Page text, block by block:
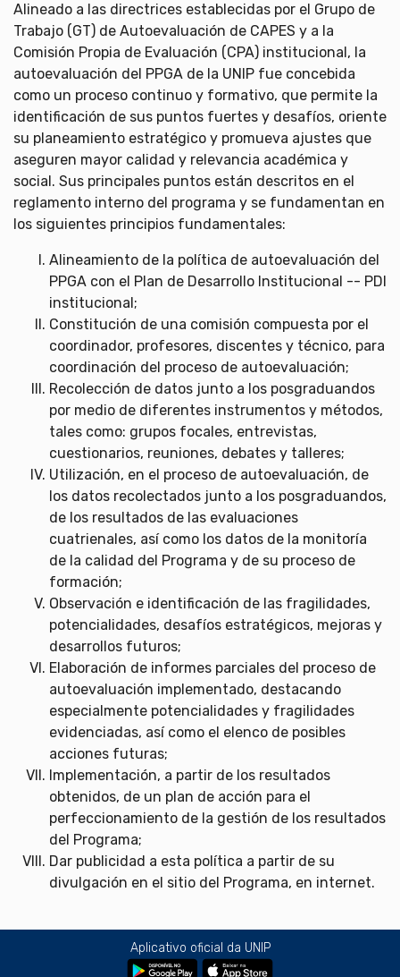
Alineado a las directrices establecidas por el Grupo de
Trabajo (GT) de Autoevaluación de CAPES y a la
Comisión Propia de Evaluación (CPA) institucional, la
autoevaluación del PPGA de la UNIP fue concebida
como un proceso continuo y formativo, que permite la
identificación de sus puntos fuertes y desafíos, oriente
su planeamiento estratégico y promueva ajustes que
aseguren mayor calidad y relevancia académica y
social. Sus principales puntos están descritos en el
reglamento interno del programa y se fundamentan en
los siguientes principios fundamentales:
Alineamiento de la política de autoevaluación del
PPGA con el Plan de Desarrollo Institucional -- PDI
institucional;
Constitución de una comisión compuesta por el
coordinador, profesores, discentes y técnico, para
coordinación del proceso de autoevaluación;
Recolección de datos junto a los posgraduandos
por medio de diferentes instrumentos y métodos,
tales como: grupos focales, entrevistas,
cuestionarios, reuniones, debates y talleres;
Utilización, en el proceso de autoevaluación, de
los datos recolectados junto a los posgraduandos,
de los resultados de las evaluaciones
cuatrienales, así como los datos de la monitoría
de la calidad del Programa y de su proceso de
formación;
Observación e identificación de las fragilidades,
potencialidades, desafíos estratégicos, mejoras y
desarrollos futuros;
Elaboración de informes parciales del proceso de
autoevaluación implementado, destacando
especialmente potencialidades y fragilidades
evidenciadas, así como el elenco de posibles
acciones futuras;
Implementación, a partir de los resultados
obtenidos, de un plan de acción para el
perfeccionamiento de la gestión de los resultados
del Programa;
Dar publicidad a esta política a partir de su
divulgación en el sitio del Programa, en internet.
Aplicativo oficial da UNIP